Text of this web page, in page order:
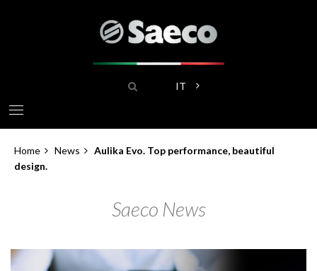
IT Mostra ulteriori azioni
Briciole
Home News
Aulika Evo. Top performance, beautiful
design.
Saeco News